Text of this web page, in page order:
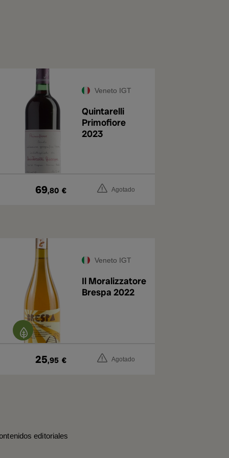
Veneto IGT
Quintarelli
Primofiore
2023
69,80 € Agotado
Veneto IGT
Il Moralizzatore
Brespa 2022
25,95 € Agotado
editoriales